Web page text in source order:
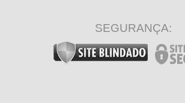
SEGURANÇA: